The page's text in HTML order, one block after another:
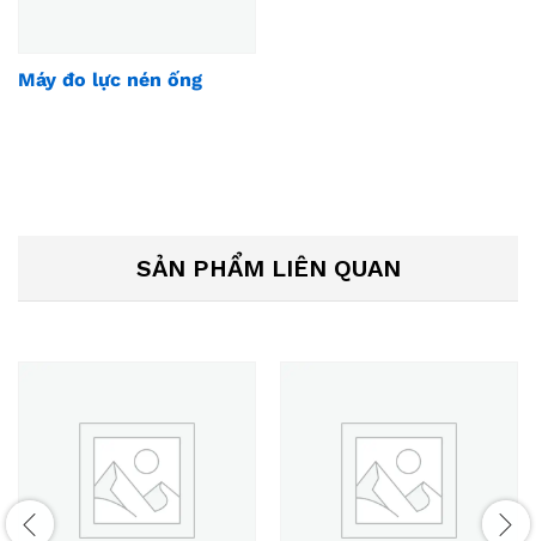
Máy đo lực nén ống
SẢN PHẨM LIÊN QUAN